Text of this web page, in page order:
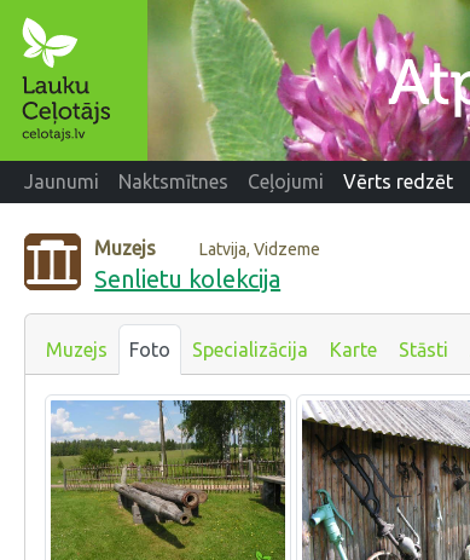
Jaunumi Naktsmītnes Ceļojumi Vērts redzēt
Muzejs Latvija, Vidzeme
Senlietu kolekcija
Muzejs Foto Specializācija Karte Stāsti